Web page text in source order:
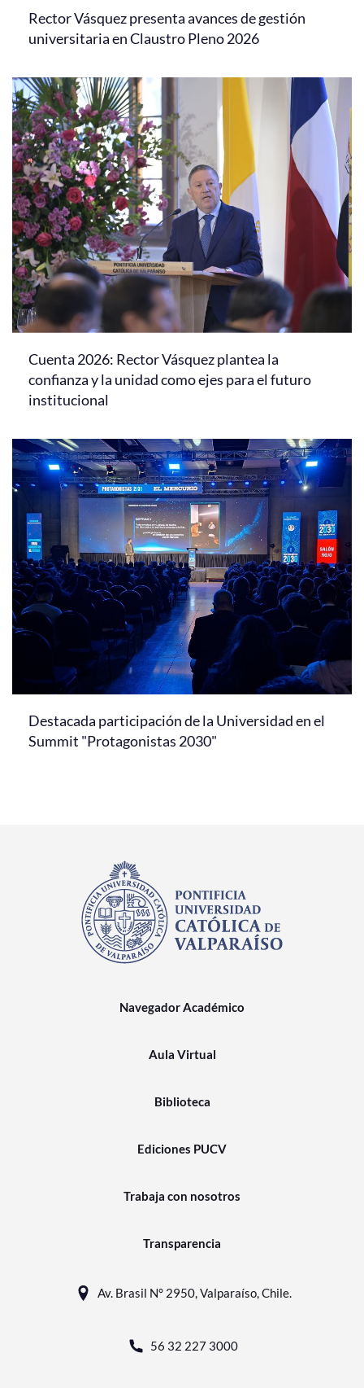
Rector Vásquez presenta avances de gestión
universitaria en Claustro Pleno 2026
Cuenta 2026: Rector Vásquez plantea la
confianza y la unidad como ejes para el futuro
institucional
Destacada participación de la Universidad en el
Summit "Protagonistas 2030"
Navegador Académico
Aula Virtual
Biblioteca
Ediciones PUCV
Trabaja con nosotros
Transparencia
Av. Brasil N° 2950, Valparaíso, Chile.
56 32 227 3000